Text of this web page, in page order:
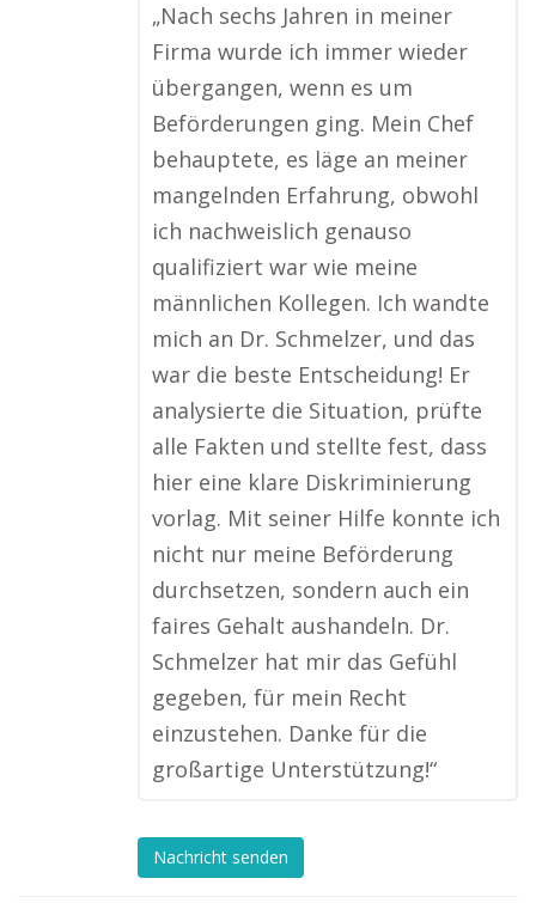
„Nach sechs Jahren in meiner
Firma wurde ich immer wieder
übergangen, wenn es um
Beförderungen ging. Mein Chef
behauptete, es läge an meiner
mangelnden Erfahrung, obwohl
ich nachweislich genauso
qualifiziert war wie meine
männlichen Kollegen. Ich wandte
mich an Dr. Schmelzer, und das
war die beste Entscheidung! Er
analysierte die Situation, prüfte
alle Fakten und stellte fest, dass
hier eine klare Diskriminierung
vorlag. Mit seiner Hilfe konnte ich
nicht nur meine Beförderung
durchsetzen, sondern auch ein
faires Gehalt aushandeln. Dr.
Schmelzer hat mir das Gefühl
gegeben, für mein Recht
einzustehen. Danke für die
großartige Unterstützung!“
Nachricht senden